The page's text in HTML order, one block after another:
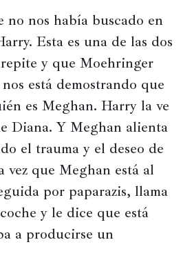
no nos había buscado en
Esta es una de las dos
y que Moehringer
está demostrando que
es Meghan. Harry la ve
Diana. Y Meghan alienta
el trauma y el deseo de
vez que Meghan está al
por paparazis, llama
y le dice que está
a producirse un